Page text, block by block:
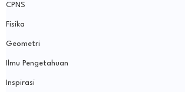
CPNS
Fisika
Geometri
Ilmu Pengetahuan
Inspirasi